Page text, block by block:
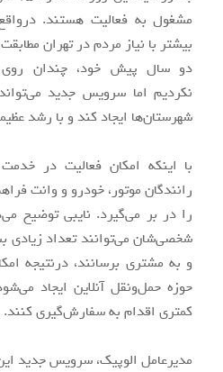
مشغول به فعالیت هستند.
بیشتر با نیاز مردم در تهران
دو سال پیش خود، چندان روی
نکردیم اما سرویس جدید
شهرستان‌ها ایجاد کند و با رشد
با اینکه امکان فعالیت در
رانندگان موتور، خودرو و وانت
را در بر می‌گیرد. نایبی توضیح
شخصی‌شان می‌توانند تعداد زیادی
و به مشتری برسانند، درنتیجه
حوزه حمل‌و‌نقل آنلاین ایجاد
کمتری اقدام به سفارش‌گیری کنند.
مدیرعامل الوپیک، سرویس جدید